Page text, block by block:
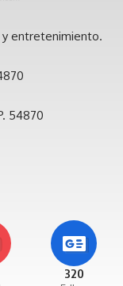
entretenimiento.
54870
320